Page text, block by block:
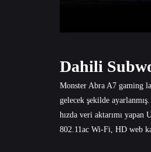
Dahili
Monster Abra A7 gaming
gelecek şekilde ayarlanmış.
hızda veri aktarımı yapan
802.11ac Wi-Fi, HD web